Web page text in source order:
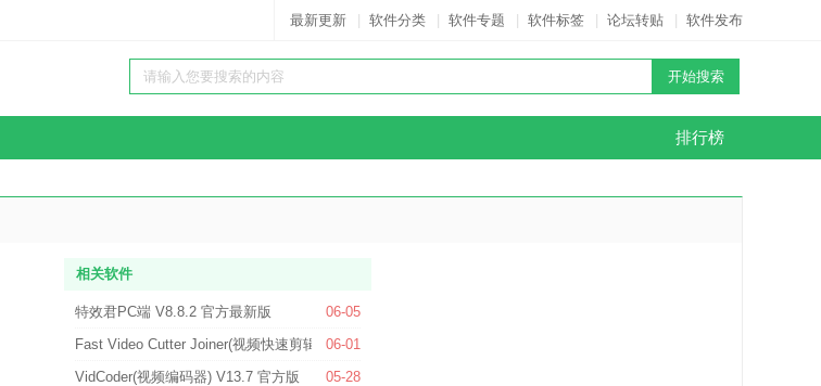
最新更新 软件分类 软件专题 软件标签 论坛转贴 软件发布
排行榜
相关软件
06-05
特效君PC端 V8.8.2 官方最新版
06-01
Fast Video Cutter Joiner(视频快速剪辑软件) V7.1.3.0 官方版
05-28
VidCoder(视频编码器) V13.7 官方版